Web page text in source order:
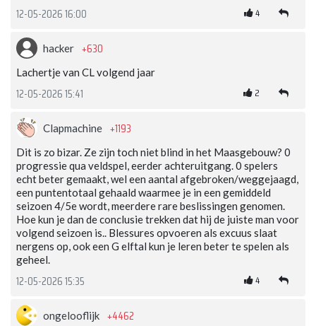
12-05-2026 16:00 4
hacker +630
Lachertje van CL volgend jaar
12-05-2026 15:41 2
Clapmachine +1193
Dit is zo bizar. Ze zijn toch niet blind in het Maasgebouw? 0
progressie qua veldspel, eerder achteruitgang. 0 spelers
echt beter gemaakt, wel een aantal afgebroken/weggejaagd,
een puntentotaal gehaald waarmee je in een gemiddeld
seizoen 4/5e wordt, meerdere rare beslissingen genomen.
Hoe kun je dan de conclusie trekken dat hij de juiste man voor
volgend seizoen is.. Blessures opvoeren als excuus slaat
nergens op, ook een G elftal kun je leren beter te spelen als
geheel.
12-05-2026 15:35 4
ongelooflijk +4462